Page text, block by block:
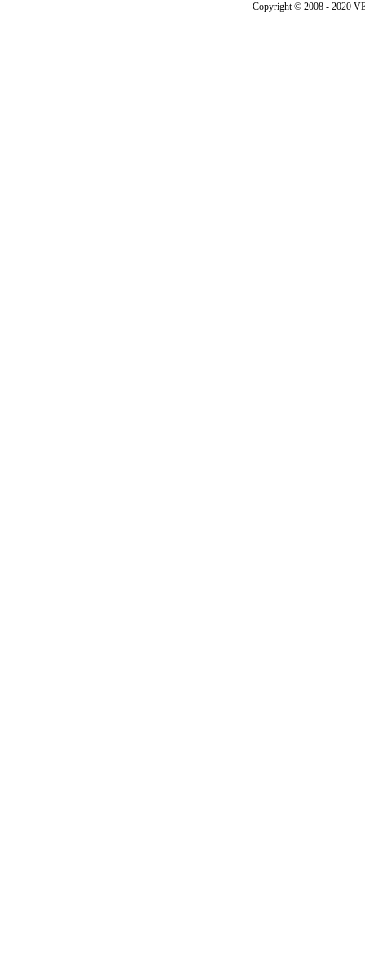
Copyright © 2008 - 2020